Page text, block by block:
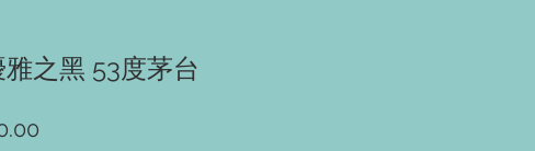
之黑 53度茅台